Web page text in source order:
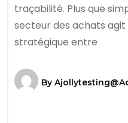
traçabilité. Plus que
secteur des achats
stratégique entre
By